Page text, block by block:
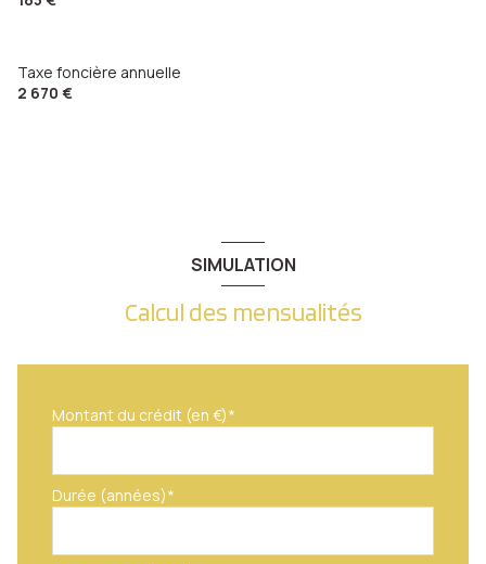
Taxe foncière annuelle
2 670 €
SIMULATION
Calcul des mensualités
Montant du crédit (en €)*
Durée (années)*